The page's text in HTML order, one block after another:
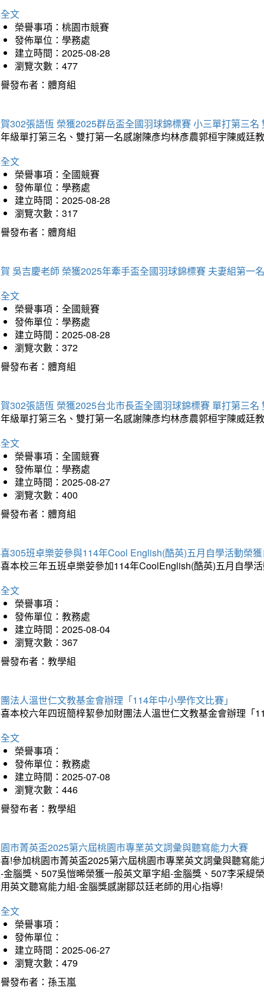
文
榮譽事項：桃園市競賽
發佈單位：學務處
建立時間：2025-08-28
瀏覽次數：477
發布者：體育組
302張語恆 榮獲2025群岳盃全國羽球錦標賽 小三單打第三名
級單打第三名、雙打第一名感謝陳彥均林彥農郭桓宇陳威廷
文
榮譽事項：全國競賽
發佈單位：學務處
建立時間：2025-08-28
瀏覽次數：317
發布者：體育組
吳吉慶老師 榮獲2025年牽手盃全國羽球錦標賽 夫妻組第一名
文
榮譽事項：全國競賽
發佈單位：學務處
建立時間：2025-08-28
瀏覽次數：372
發布者：體育組
302張語恆 榮獲2025台北市長盃全國羽球錦標賽 單打第三名
級單打第三名、雙打第一名感謝陳彥均林彥農郭桓宇陳威廷
文
榮譽事項：全國競賽
發佈單位：學務處
建立時間：2025-08-27
瀏覽次數：400
發布者：體育組
305班卓樂荌參與114年Cool English(酷英)五月自學活動榮
本校三年五班卓樂荌參加114年CoolEnglish(酷英)五月自學
文
榮譽事項：
發佈單位：教務處
建立時間：2025-08-04
瀏覽次數：367
發布者：教學組
法人溫世仁文教基金會辦理「114年中小學作文比賽」
本校六年四班簡梓絜參加財團法人溫世仁文教基金會辦理「
文
榮譽事項：
發佈單位：教務處
建立時間：2025-07-08
瀏覽次數：446
發布者：教學組
市菁英盃2025第六屆桃園市專業英文詞彙與聽寫能力大賽
!參加桃園市菁英盃2025第六屆桃園市專業英文詞彙與聽寫
金腦獎、507吳愷晞榮獲一般英文單字組-金腦獎、507李采緹
英文聽寫能力組-金腦獎感謝鄒苡廷老師的用心指導!
文
榮譽事項：
發佈單位：
建立時間：2025-06-27
瀏覽次數：479
發布者：孫玉嵐